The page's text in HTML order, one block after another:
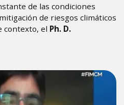
de las condiciones
de riesgos climáticos
contexto, el Ph. D.